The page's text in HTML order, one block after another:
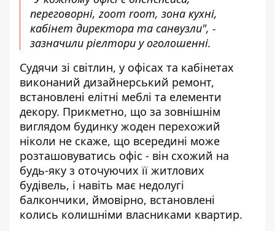
переговорні, zoom room, зона кухні,
кабінет директора та санвузли", -
зазначили ріелтори у оголошенні.
Судячи зі світлин, у офісах та кабінетах
виконаний дизайнерський ремонт,
встановлені елітні меблі та елементи
декору. Прикметно, що за зовнішнім
виглядом будинку жоден перехожий
ніколи не скаже, що всередині може
розташовуватись офіс - він схожий на
будь-яку з оточуючих її житлових
будівель, і навіть має недолугі
балкончики, ймовірно, встановлені
колись колишніми власниками квартир.